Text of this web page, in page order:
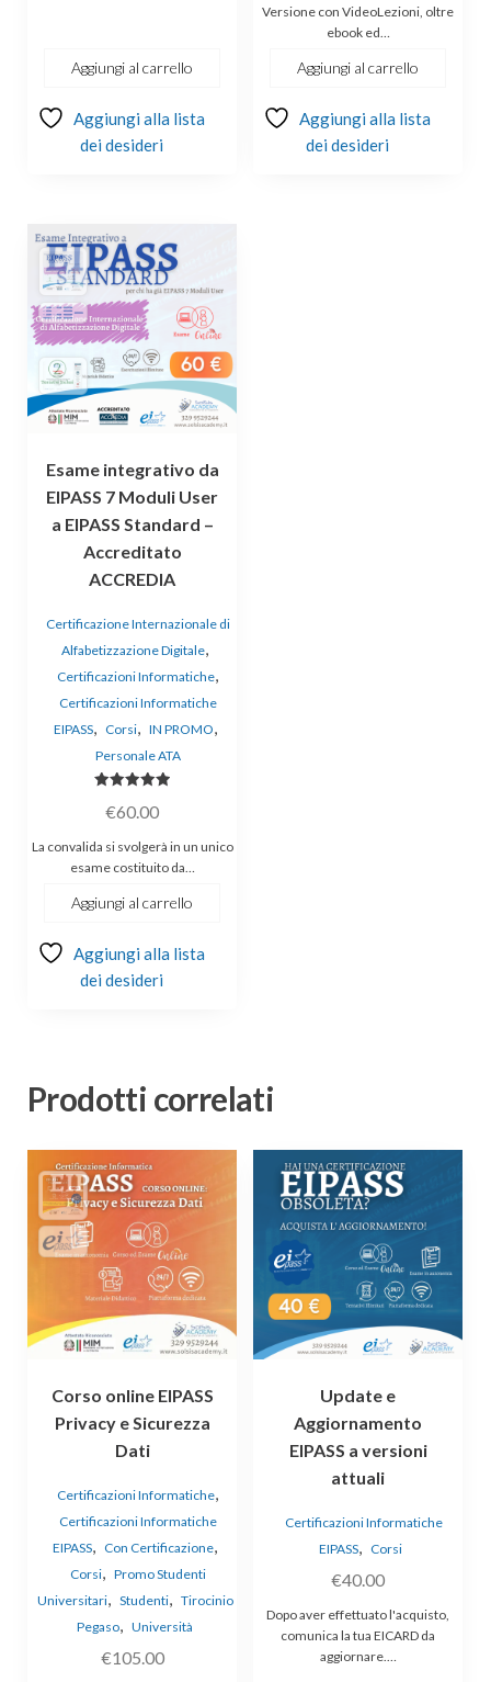
Aggiungi al carrello
Aggiungi alla lista
dei desideri
originale
era:
€244.00.
attuale
Versione con VideoLezioni, oltre
ebook ed…
Aggiungi al carrello
Aggiungi alla lista
dei desideri
Esame integrativo da
EIPASS 7 Moduli User
a EIPASS Standard –
Accreditato
ACCREDIA
Certificazione Internazionale di
Alfabetizzazione Digitale,
Certificazioni Informatiche,
Certificazioni Informatiche
EIPASS, Corsi, IN PROMO,
Personale ATA
5.00
€60.00
La convalida si svolgerà in un unico
esame costituito da…
Aggiungi al carrello
Aggiungi alla lista
dei desideri
Prodotti correlati
Corso online EIPASS
Privacy e Sicurezza
Dati
Certificazioni Informatiche,
Certificazioni Informatiche
EIPASS, Con Certificazione,
Corsi, Promo Studenti
Universitari, Studenti, Tirocinio
Pegaso, Università
€105.00
Update e
Aggiornamento
EIPASS a versioni
attuali
Certificazioni Informatiche
EIPASS, Corsi
€40.00
Dopo aver effettuato l'acquisto,
comunica la tua EICARD da
aggiornare.…